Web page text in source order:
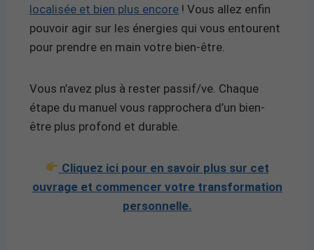
localisée et bien plus encore ! Vous allez enfin
pouvoir agir sur les énergies qui vous entourent
pour prendre en main votre bien-être.
Vous n’avez plus à rester passif/ve. Chaque
étape du manuel vous rapprochera d’un bien-
être plus profond et durable.
Cliquez ici pour en savoir plus sur cet
ouvrage et commencer votre transformation
personnelle.